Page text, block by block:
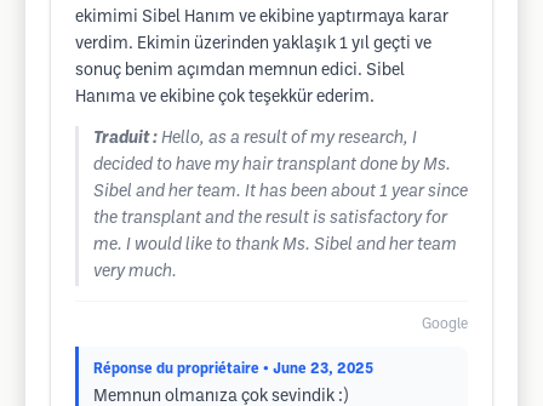
ekimimi Sibel Hanım ve ekibine yaptırmaya karar
verdim. Ekimin üzerinden yaklaşık 1 yıl geçti ve
sonuç benim açımdan memnun edici. Sibel
Hanıma ve ekibine çok teşekkür ederim.
Traduit : Hello, as a result of my research, I
decided to have my hair transplant done by Ms.
Sibel and her team. It has been about 1 year since
the transplant and the result is satisfactory for
me. I would like to thank Ms. Sibel and her team
very much.
Google
Réponse du propriétaire • June 23, 2025
Memnun olmanıza çok sevindik :)